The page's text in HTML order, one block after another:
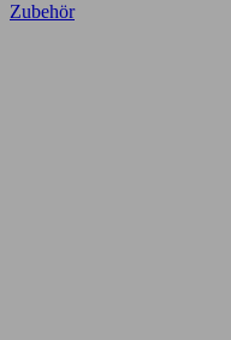
Zubehör